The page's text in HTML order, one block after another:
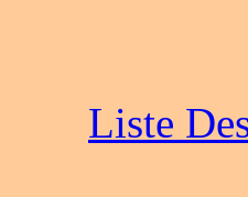
Liste